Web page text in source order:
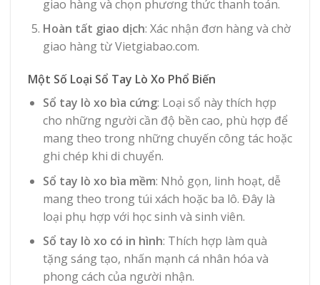
giao hàng và chọn phương thức thanh toán.
Hoàn tất giao dịch: Xác nhận đơn hàng và chờ
giao hàng từ Vietgiabao.com.
Một Số Loại Sổ Tay Lò Xo Phổ Biến
Sổ tay lò xo bìa cứng: Loại sổ này thích hợp
cho những người cần độ bền cao, phù hợp để
mang theo trong những chuyến công tác hoặc
ghi chép khi di chuyển.
Sổ tay lò xo bìa mềm: Nhỏ gọn, linh hoạt, dễ
mang theo trong túi xách hoặc ba lô. Đây là
loại phụ hợp với học sinh và sinh viên.
Sổ tay lò xo có in hình: Thích hợp làm quà
tặng sáng tạo, nhấn mạnh cá nhân hóa và
phong cách của người nhận.